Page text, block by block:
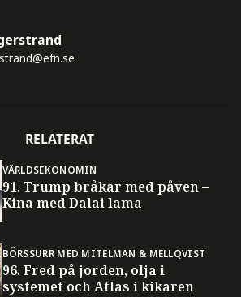
RELATERAT
VÄRLDSEKONOMIN
91. Trump bråkar med påven –
Kina med Dalai lama
BÖRSSURR MED MITELMAN & MELLQVIST
96. Fred på jorden, olja i
systemet och Atlas i kikaren